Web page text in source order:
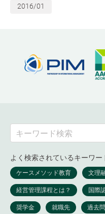
2016/01
よく検索されているキーワー